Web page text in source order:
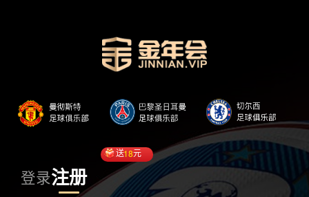
登录注册
送18元